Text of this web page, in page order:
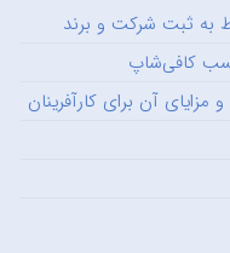
به ثبت شرکت و برند
کافی‌شاپ
آن برای کارآفرینان